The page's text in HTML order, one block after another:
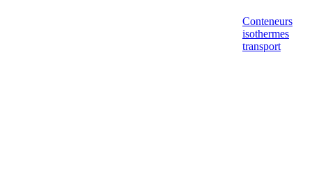
Conteneurs
isothermes
transport